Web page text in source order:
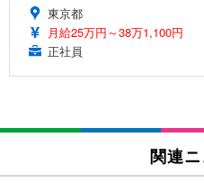
東京都
月給25万円～38万1,100円
正社員
関連ニ